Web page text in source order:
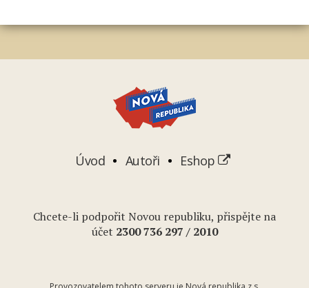
Úvod Autoři Eshop
Chcete-li podpořit Novou republiku, přispějte na
účet 2300 736 297 / 2010